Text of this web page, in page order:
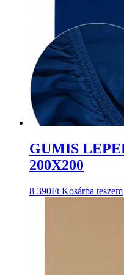
GUMIS
200X200
8 390Ft Kosárba teszem